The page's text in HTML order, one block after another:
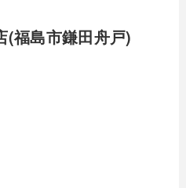
(福島市鎌田舟戸)